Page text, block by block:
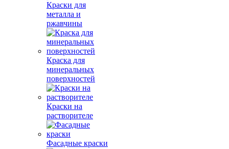
Краски для
металла и
ржавчины
Краска для
минеральных
поверхностей
Краски на
растворителе
Фасадные краски